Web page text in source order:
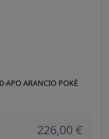
APO ARANCIO POKÈ
226,00 €